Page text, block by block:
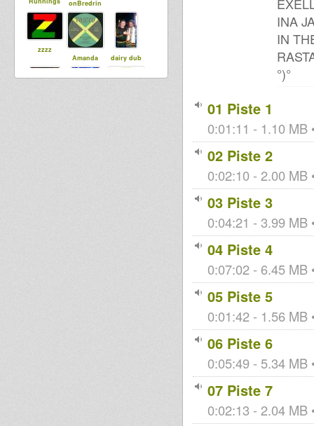
onBredrin
zzzz
Amanda
dairy dub
INA
IN
°)°
01 Piste 1
0:01:11 - 1.10 MB
02 Piste 2
0:02:10 - 2.00 MB
03 Piste 3
0:04:21 - 3.99 MB
04 Piste 4
0:07:02 - 6.45 MB
05 Piste 5
0:01:42 - 1.56 MB
06 Piste 6
0:05:49 - 5.34 MB
07 Piste 7
0:02:13 - 2.04 MB